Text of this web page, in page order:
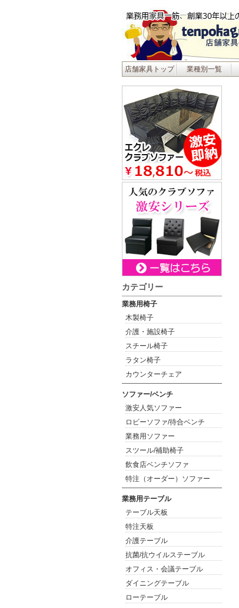
店舗家具トップ 業種別一覧
カテゴリー
業務用椅子
木製椅子
介護・施設椅子
スチール椅子
ラタン椅子
カウンターチェア
ソファー/ベンチ
激安人気ソファー
ロビーソファ/待合ベンチ
業務用ソファー
スツール/補助椅子
飲食店ベンチソファ
特注（オーダー）ソファー
業務用テーブル
テーブル天板
特注天板
介護テーブル
抗菌/抗ウイルステーブル
オフィス・会議テーブル
ダイニングテーブル
ローテーブル